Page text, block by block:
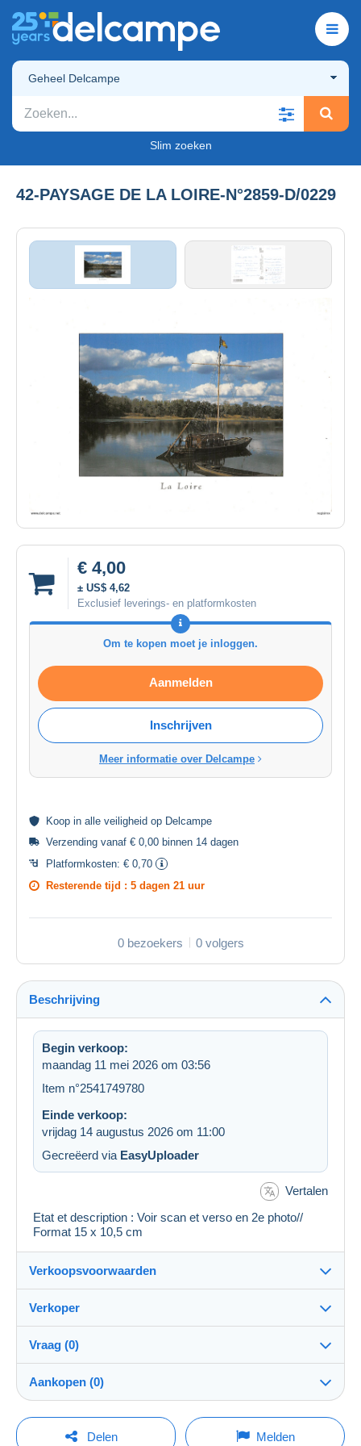
Geheel Delcampe
Slim zoeken
42-PAYSAGE DE LA LOIRE-N°2859-D/0229
€ 4,00
± US$ 4,62
Exclusief leverings- en platformkosten
Om te kopen moet je inloggen.
Aanmelden
Inschrijven
Meer informatie over Delcampe
Koop in alle veiligheid op Delcampe
Verzending vanaf € 0,00 binnen 14 dagen
Platformkosten: € 0,70
Resterende tijd : 5 dagen 21 uur
0 bezoekers 0 volgers
Beschrijving
Begin verkoop:
maandag 11 mei 2026 om 03:56
Item n°2541749780
Einde verkoop:
vrijdag 14 augustus 2026 om 11:00
Gecreëerd via EasyUploader
Vertalen
Etat et description : Voir scan et verso en 2e photo//
Format 15 x 10,5 cm
Verkoopsvoorwaarden
Details van de verkoopvoorwaarden
Verzending na betaling binnen 14 dagen
Retourkosten ten laste van de koper.
Om de termijnen voor terugzending en terugbetaling van
Verkoper
regislmx100%(63007x)
PRO
Winkel
Vraag (0)
Om een vraag te stellen moet u een sessie
Aankopen (0)
Laatste actualisering: 13:31:38
Delen Melden